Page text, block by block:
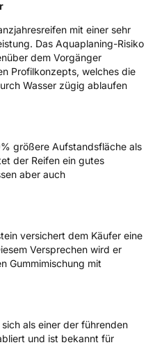
Alpine-SymbolJa
B.V., Ir. E.L.C. Schiffstraat
mit einer sehr
Das Aquaplaning-Risiko
dem Vorgänger
Profilkonzepts, welches die
Wasser zügig ablaufen
größere Aufstandsfläche als
der Reifen ein gutes
aber auch
versichert dem Käufer eine
Versprechen wird er
Gummimischung mit
als einer der führenden
und ist bekannt für